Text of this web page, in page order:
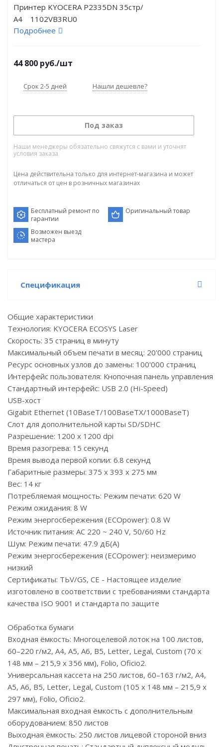
Принтер KYOCERA P2335DN 35стр/
А4 1102VB3RU0
Подробнее
44 800 руб./шт
Срок 2-5 дней Нашли дешевле?
Под заказ
Наши менеджеры обязательно свяжутся с вами и уточнят
условия заказа
Цена действительна только для интернет-магазина и может
отличаться от цен в розничных магазинах
Бесплатный ремонт по
гарантии
Оригинальный товар
Возможен выезд
мастера
Спецификация
Общие характеристики
Технология: KYOCERA ECOSYS Laser
Скорость: 35 страниц в минуту
Максимальный объем печати в месяц: 20'000 страниц
Ресурс основных узлов до замены: 100'000 страниц
Интерфейс пользователя: Кнопочная панель управления
Стандартный интерфейс: USB 2.0 (Hi-Speed)
USB-хост
Gigabit Ethernet (10BaseT/100BaseTX/1000BaseT)
Слот для дополнительной карты SD/SDHC
Разрешение: 1200 x 1200 dpi
Время разогрева: 15 секунд
Время вывода первой копии: 6.8 секунд
Габаритные размеры: 375 x 393 x 275 мм
Вес: 14 кг
Потребляемая мощность: Pежим печати: 620 W
Режим ожидания: 8 W
Режим энергосбережения (ECOpower): 0.8 W
Источник питания: AC 220 ~ 240 V, 50/60 Hz
Шум: Pежим печати: 47.9 дБ(А)
Режим энергосбережения (ECOpower): неизмеримо
низкий
Сертификаты: TЬV/GS, CE - Настоящее изделие
изготовлено в соответствии с требованиями стандарта
качества ISO 9001 и стандарта по защите
Обработка бумаги
Входная ёмкость: Многоцелевой лоток на 100 листов,
60–220 г/м2, A4, A5, A6, B5, Letter, Legal, Custom (70 x
148 мм – 215,9 x 356 мм), Folio, Oficio2.
Универсальная кассета на 250 листов, 60–163 г/м2, A4,
A5, A6, B5, Letter, Legal, Custom (105 x 148 мм – 215,9 x
297 мм), Folio, Oficio2.
Максимальная входная ёмкость с дополнительным
оборудованием: 850 листов
Выходная ёмкость: 250 листов лицевой стороной вниз